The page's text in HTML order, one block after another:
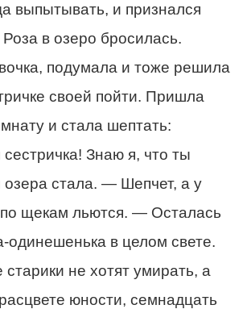
выпытывать, и признался
в озеро бросилась.
подумала и тоже решила
своей пойти. Пришла
и стала шептать:
Знаю я, что ты
озера стала. — Шепчет, а у
щекам льются. — Осталась
одинешенька в целом свете.
старики не хотят умирать, а
юности, семнадцать